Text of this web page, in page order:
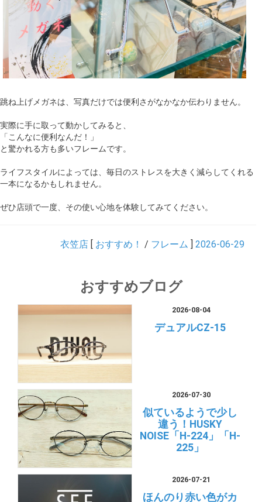
跳ね上げメガネは、写真だけでは便利さがなかなか伝わりません。
実際に手に取って動かしてみると、
「こんなに便利なんだ！」
と驚かれる方も多いフレームです。
ライフスタイルによっては、毎日のストレスを大きく減らしてくれる
一本になるかもしれません。
ぜひ店頭で一度、その使い心地を体験してみてください。
衣笠店 [ おすすめ！ / フレーム ] 2026-06-29
おすすめブログ
2026-08-04
デュアルCZ-15
2026-07-30
似ているようで少し
違う！HUSKY
NOISE「H-224」「H-
225」
2026-07-21
ほんのり赤い色がカ